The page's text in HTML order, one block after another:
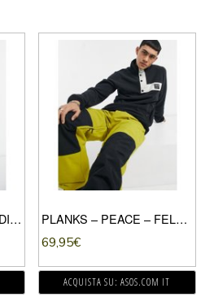
COTTON ON – GIACCA DI JEANS OVERSIZE NERA-NERO PLANKS – PEACE – FELPA NERA IN PILE-NERO
69,95€
ACQUISTA SU: ASOS.COM IT